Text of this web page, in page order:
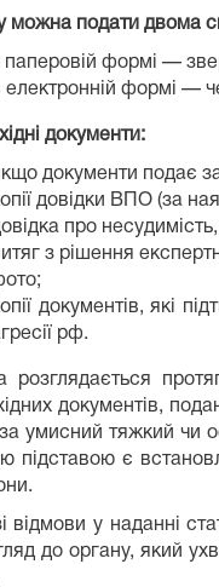
можна подати двома
паперовій формі —
електронній формі —
документи:
документи подає
довідки ВПО (за
про
з рішення
документів, які
рф.
розглядається
документів,
умисний тяжкий чи
підставою є
відмови у наданні
до органу, який